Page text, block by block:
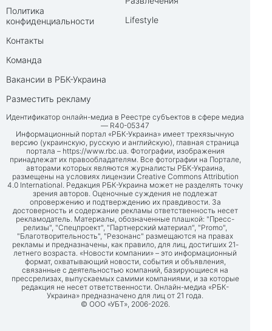
Политика
конфиденциальности
Контакты
Команда
Вакансии в РБК-Украина
Разместить рекламу
Lifestyle
Идентификатор онлайн-медиа в Реестре субъектов в сфере медиа
— R40-05347
Информационный портал «РБК-Украина» имеет трехязычную
версию (украинскую, русскую и английскую), главная страница
портала – https://www.rbc.ua. Фотографии, изображения
принадлежат их правообладателям. Все фотографии на Портале,
авторами которых являются журналисты РБК-Украина,
размещены на условиях лицензии Creative Commons Attribution
4.0 International. Редакция РБК-Украина может не разделять точку
зрения авторов. Оценочные суждения не подлежат
опровержению и подтверждению их правдивости. За
достоверность и содержание рекламы ответственность несет
рекламодатель. Материалы, обозначенные плашкой: "Пресс-
релизы", "Спецпроект", "Партнерский материал", "Promo",
"Благотворительность", "Резонанс" размещаются на правах
рекламы и предназначены, как правило, для лиц, достигших 21-
летнего возраста. «Новости компании» – это информационный
формат, охватывающий новости, события и объявления,
связанные с деятельностью компаний, базирующиеся на
прессрелизах, выпускаемых самими компаниями, и за которые
редакция не несет ответственности. Онлайн-медиа «РБК-
Украина» предназначено для лиц от 21 года.
© ООО «УБТ», 2006-2026.